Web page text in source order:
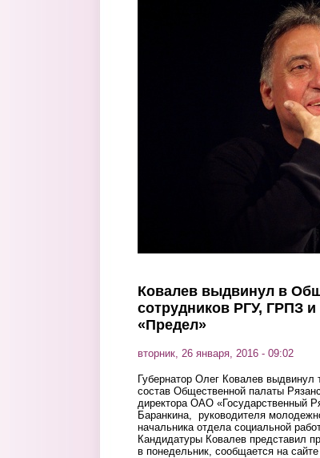
Ковалев выдвинул в
сотрудников РГУ, ГРПЗ и
«Предел»
вторник, 26 января, 2016 - 09:02
Губернатор Олег Ковалев
состав Общественной палаты
директора ОАО «Государственный
Баранкина, руководителя
начальника отдела социальной
Кандидатуры Ковалев представил
в понедельник, сообщается на